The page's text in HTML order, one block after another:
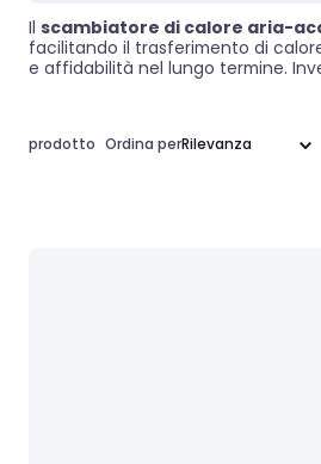
Il scambiatore di calore aria-
facilitando il trasferimento di
e affidabilità nel lungo termine.
prodotto Ordina per